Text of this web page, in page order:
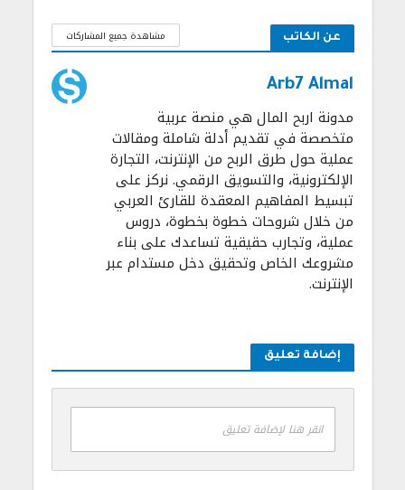
عن الكاتب مشاهدة جميع المشاركات
Arb7 Almal
مدونة اربح المال هي منصة عربية
متخصصة في تقديم أدلة شاملة ومقالات
عملية حول طرق الربح من الإنترنت، التجارة
الإلكترونية، والتسويق الرقمي. نركز على
تبسيط المفاهيم المعقدة للقارئ العربي
من خلال شروحات خطوة بخطوة، دروس
عملية، وتجارب حقيقية تساعدك على بناء
مشروعك الخاص وتحقيق دخل مستدام عبر
الإنترنت.
إضافة تعليق
انقر هنا لإضافة تعليق